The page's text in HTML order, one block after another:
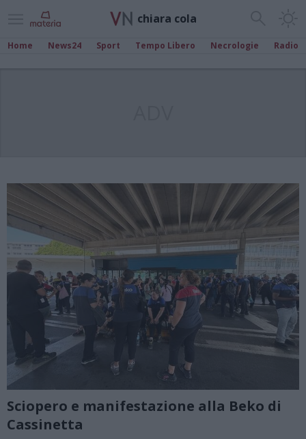
chiara cola
Home News24 Sport Tempo Libero Necrologie Radio
Sciopero e manifestazione alla Beko di
Cassinetta